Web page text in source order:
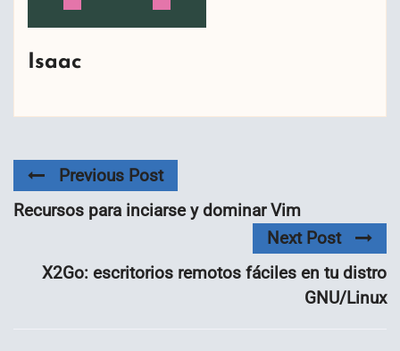
Isaac
Previous Post
Recursos para inciarse y dominar Vim
Next Post
X2Go: escritorios remotos fáciles en tu distro
GNU/Linux